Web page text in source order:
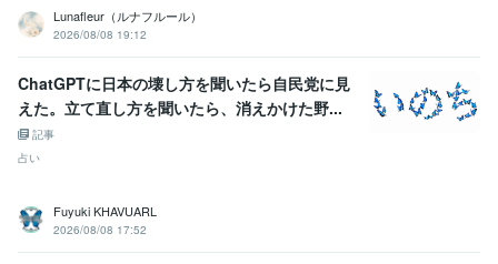
Lunafleur（ルナフルール）
2026/08/08 19:12
ChatGPTに日本の壊し方を聞いたら自民党に見
えた。立て直し方を聞いたら、消えかけた野...
記事
占い
Fuyuki KHAVUARL
2026/08/08 17:52